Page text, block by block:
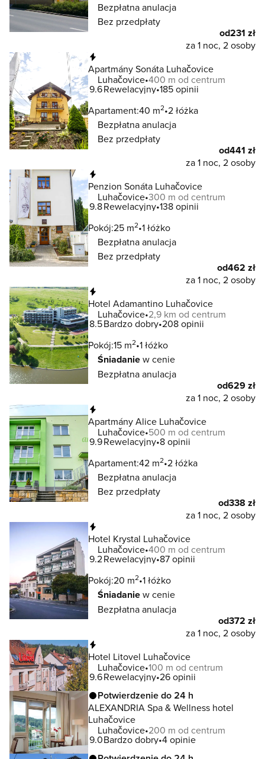
Bezpłatna anulacja
Bez przedpłaty
od231 zł
za 1 noc, 2 osoby
Apartmány Sonáta Luhačovice
Luhačovice 400 m od centrum
9.6Rewelacyjny 185 opinii
Apartament:40 m2 2 łóżka
Bezpłatna anulacja
Bez przedpłaty
od441 zł
za 1 noc, 2 osoby
Penzion Sonáta Luhačovice
Luhačovice 300 m od centrum
9.8Rewelacyjny 138 opinii
Pokój:25 m2 1 łóżko
Bezpłatna anulacja
Bez przedpłaty
od462 zł
za 1 noc, 2 osoby
Hotel Adamantino Luhačovice
Luhačovice 2,9 km od centrum
8.5Bardzo dobry 208 opinii
Pokój:15 m2 1 łóżko
Śniadaniew cenie
Bezpłatna anulacja
od629 zł
za 1 noc, 2 osoby
Apartmány Alice Luhačovice
Luhačovice 500 m od centrum
9.9Rewelacyjny 8 opinii
Apartament:42 m2 2 łóżka
Bezpłatna anulacja
Bez przedpłaty
od338 zł
za 1 noc, 2 osoby
Hotel Krystal Luhačovice
Luhačovice 400 m od centrum
9.2Rewelacyjny 87 opinii
Pokój:20 m2 1 łóżko
Śniadaniew cenie
Bezpłatna anulacja
od372 zł
za 1 noc, 2 osoby
Hotel Litovel Luhačovice
Luhačovice 100 m od centrum
9.6Rewelacyjny 26 opinii
Potwierdzenie do 24 h
ALEXANDRIA Spa & Wellness hotel
Luhačovice
Luhačovice 200 m od centrum
9.0Bardzo dobry 4 opinie